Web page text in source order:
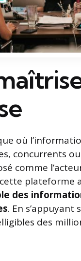
où
concurrents
comme
cette
des
. En
des